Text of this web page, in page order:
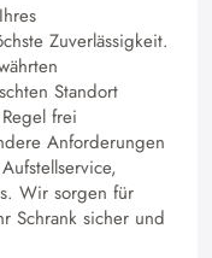
Zuverlässigkeit.
Standort
frei
Anforderungen
Wir sorgen für
Schrank sicher und